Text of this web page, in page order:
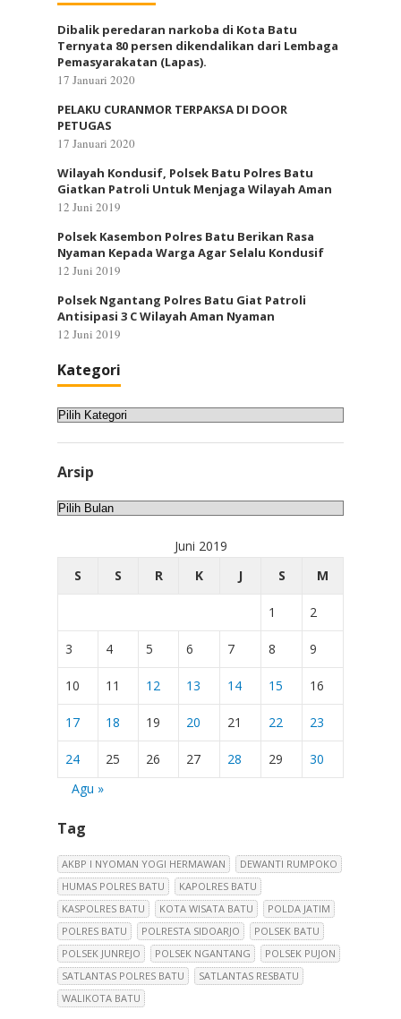
Dibalik peredaran narkoba di Kota Batu
Ternyata 80 persen dikendalikan dari Lembaga
Pemasyarakatan (Lapas).
17 Januari 2020
PELAKU CURANMOR TERPAKSA DI DOOR
PETUGAS
17 Januari 2020
Wilayah Kondusif, Polsek Batu Polres Batu
Giatkan Patroli Untuk Menjaga Wilayah Aman
12 Juni 2019
Polsek Kasembon Polres Batu Berikan Rasa
Nyaman Kepada Warga Agar Selalu Kondusif
12 Juni 2019
Polsek Ngantang Polres Batu Giat Patroli
Antisipasi 3 C Wilayah Aman Nyaman
12 Juni 2019
Kategori
Kategori
Arsip
Arsip
Juni 2019
S
S R K J S M
1 2
3 4 5 6 7 8 9
10 11 12 13 14 15 16
17 18 19 20 21 22 23
24 25 26 27 28 29
30
Agu »
Tag
AKBP I NYOMAN YOGI HERMAWAN
DEWANTI RUMPOKO
HUMAS POLRES BATU
KAPOLRES BATU
KASPOLRES BATU
KOTA WISATA BATU
POLDA JATIM
POLRES BATU
POLRESTA SIDOARJO
POLSEK BATU
POLSEK JUNREJO
POLSEK NGANTANG
POLSEK PUJON
SATLANTAS POLRES BATU
SATLANTAS RESBATU
WALIKOTA BATU